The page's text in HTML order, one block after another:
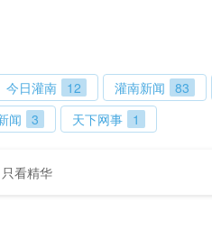
今日灌南 12 灌南新闻 83
闻 3 天下网事 1
只看精华